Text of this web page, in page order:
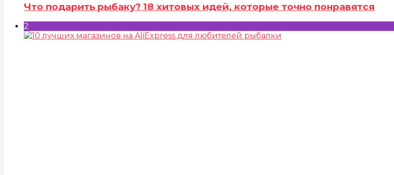
Что подарить рыбаку? 18 хитовых идей, которые точно понравятся
2